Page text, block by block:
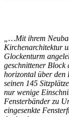
„…Mit ihrem
Kirchenarchitektur
Glockenturm
geschnittener Block
horizontal über den
seinen 145
nur wenige
Fensterbänder zu
eingesenkte